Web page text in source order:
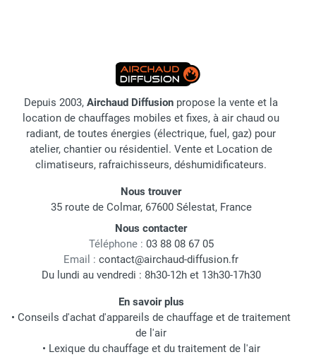
Depuis 2003, Airchaud Diffusion propose la vente et la
location de chauffages mobiles et fixes, à air chaud ou
radiant, de toutes énergies (électrique, fuel, gaz) pour
atelier, chantier ou résidentiel. Vente et Location de
climatiseurs, rafraichisseurs, déshumidificateurs.
Nous trouver
35 route de Colmar, 67600 Sélestat, France
Nous contacter
Téléphone : 03 88 08 67 05
Email : contact@airchaud-diffusion.fr
Du lundi au vendredi : 8h30-12h et 13h30-17h30
En savoir plus
• Conseils d'achat d'appareils de chauffage et de traitement
de l'air
• Lexique du chauffage et du traitement de l'air